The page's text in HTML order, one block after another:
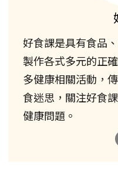
好食課是具有食品
製作各式多元的正
多健康相關活動，
食迷思，關注好食
健康問題。